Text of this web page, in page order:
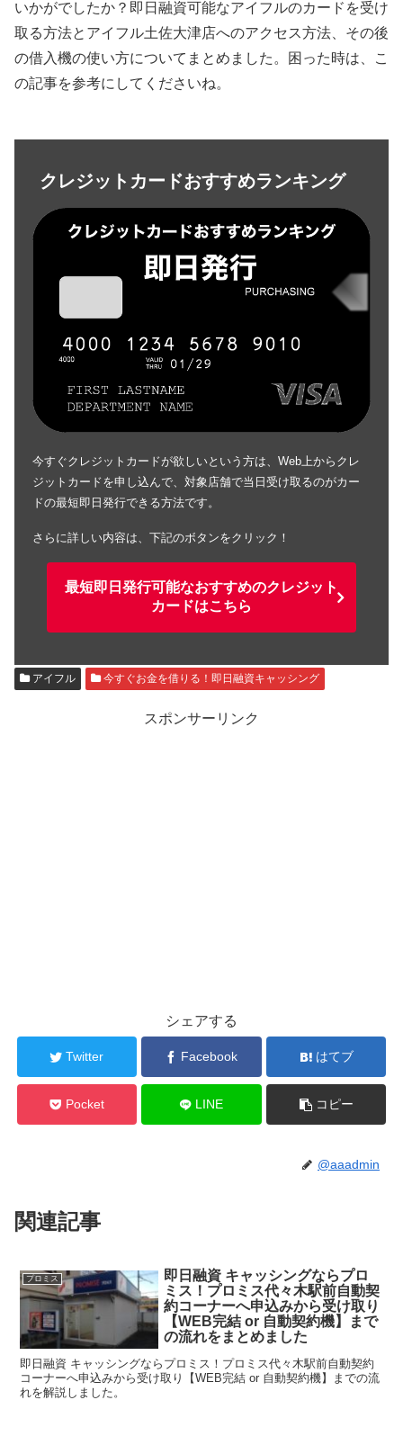
いかがでしたか？即日融資可能なアイフルのカードを受け
取る方法とアイフル土佐大津店へのアクセス方法、その後
の借入機の使い方についてまとめました。困った時は、こ
の記事を参考にしてくださいね。
クレジットカードおすすめランキング
今すぐクレジットカードが欲しいという方は、Web上からクレ
ジットカードを申し込んで、対象店舗で当日受け取るのがカー
ドの最短即日発行できる方法です。
さらに詳しい内容は、下記のボタンをクリック！
最短即日発行可能なおすすめのクレジット
カードはこちら
アイフル 今すぐお金を借りる！即日融資キャッシング
スポンサーリンク
シェアする
Twitter Facebook はてブ
Pocket LINE コピー
@aaadmin
関連記事
プロミス
即日融資 キャッシングならプロ
ミス！プロミス代々木駅前自動契
約コーナーへ申込みから受け取り
【WEB完結 or 自動契約機】まで
の流れをまとめました
即日融資 キャッシングならプロミス！プロミス代々木駅前自動契約
コーナーへ申込みから受け取り【WEB完結 or 自動契約機】までの流
れを解説しました。